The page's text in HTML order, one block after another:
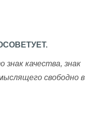
качества, знак
свободно в